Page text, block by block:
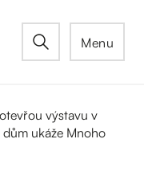
Menu
výstavu v
dům ukáže Mnoho